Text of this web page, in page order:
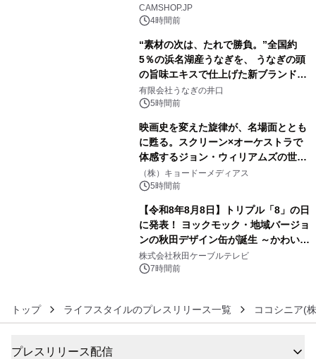
CAMSHOP.JP
4時間前
“素材の次は、たれで勝負。”全国約
5％の浜名湖産うなぎを、 うなぎの頭
の旨味エキスで仕上げた新ブランド
「井口の誉」誕生
有限会社うなぎの井口
5時間前
映画史を変えた旋律が、名場面ととも
に甦る。スクリーン×オーケストラで
体感するジョン・ウィリアムズの世
界。ジョン・ウィリアムズ：シネマ・
スペクタキュラー・コンサート 開催決
定！
（株）キョードーメディアス
5時間前
【令和8年8月8日】トリプル「8」の日
に発表！ ヨックモック・地域バージョ
ンの秋田デザイン缶が誕生 ～かわいい
秋田犬の子犬と秋田の四季と名所を巡
るパッケージ～ 9月1日(火)秋田県内で
株式会社秋田ケーブルテレビ
7時間前
トップ ライフスタイルのプレスリリース一覧 ココシニア(
プレスリリース配信